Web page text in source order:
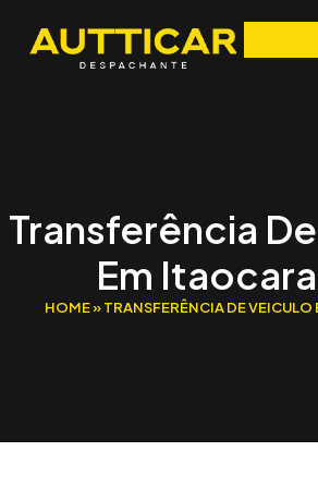
Transferência
Em Itaocara
HOME»TRANSFERÊNCIA DE VEICULO